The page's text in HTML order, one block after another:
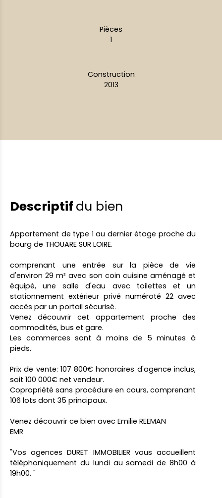
Pièces
1
Construction
2013
Descriptif du bien
Appartement de type 1 au dernier étage proche du
bourg de THOUARE SUR LOIRE.
comprenant une entrée sur la pièce de vie
d'environ 29 m² avec son coin cuisine aménagé et
équipé, une salle d'eau avec toilettes et un
stationnement extérieur privé numéroté 22 avec
accès par un portail sécurisé.
Venez découvrir cet appartement proche des
commodités, bus et gare.
Les commerces sont à moins de 5 minutes à
pieds.
Prix de vente: 107 800€ honoraires d'agence inclus,
soit 100 000€ net vendeur.
Copropriété sans procédure en cours, comprenant
106 lots dont 35 principaux.
Venez découvrir ce bien avec Emilie REEMAN
EMR
"Vos agences DURET IMMOBILIER vous accueillent
téléphoniquement du lundi au samedi de 8h00 à
19h00. "